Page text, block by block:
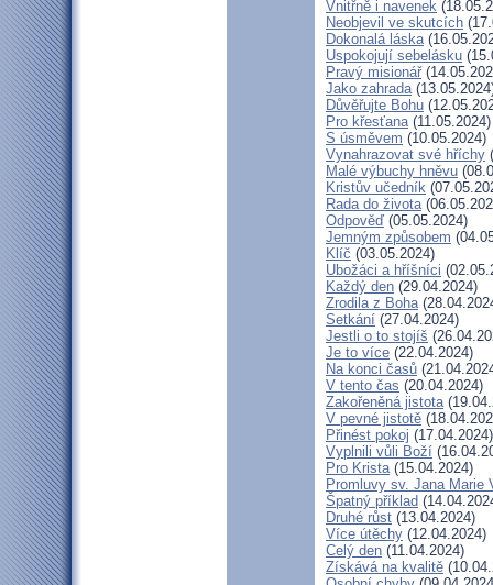
Vnitřně i navenek
Neobjevil ve skutcích
Dokonalá láska
Uspokojují sebelásku
Pravý misionář
Jako zahrada
Důvěřujte Bohu
Pro křesťana(11.05.2024)
S úsměvem (10.05.2024)
Vynahrazovat své hříchy
Malé výbuchy hněvu
Kristův učedník
Rada do života
Odpověď (05.05.2024)
Jemným způsobem
Klíč (03.05.2024)
Ubožáci a hříšníci
Každý den (29.04.2024)
Zrodila z Boha
Setkání (27.04.2024)
Jestli o to stojíš
Je to více (22.04.2024)
Na konci časů
V tento čas (20.04.2024)
Zakořeněná jistota
V pevné jistotě
Přinést pokoj (17.04.2024)
Vyplnili vůli Boží
Pro Krista(15.04.2024)
Promluvy sv. Jana Marie
Špatný příklad
Druhé růst (13.04.2024)
Více útěchy (12.04.2024)
Celý den (11.04.2024)
Získává na kvalitě